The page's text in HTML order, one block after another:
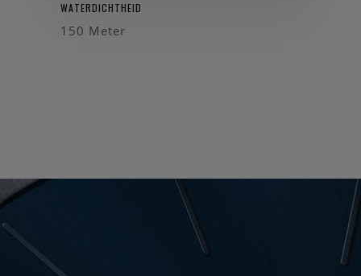
WATERDICHTHEID
150 Meter